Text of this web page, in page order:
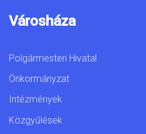
Városháza
Polgármesteri Hivatal
Önkormányzat
Intézmények
Közgyűlések